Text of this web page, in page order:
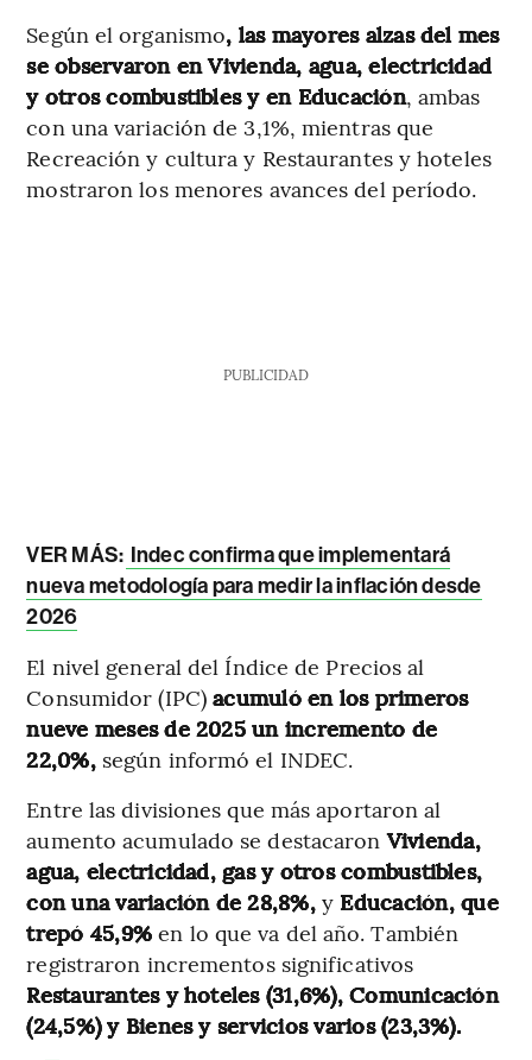
Según el organismo, las mayores alzas del mes
se observaron en Vivienda, agua, electricidad
y otros combustibles y en Educación, ambas
con una variación de 3,1%, mientras que
Recreación y cultura y Restaurantes y hoteles
mostraron los menores avances del período.
PUBLICIDAD
VER MÁS: Indec confirma que implementará
nueva metodología para medir la inflación desde
2026
El nivel general del Índice de Precios al
Consumidor (IPC)acumuló en los primeros
nueve meses de 2025 un incremento de
22,0%,según informó el INDEC.
Entre las divisiones que más aportaron al
aumento acumulado se destacaron Vivienda,
agua, electricidad, gas y otros combustibles,
con una variación de 28,8%,y Educación, que
trepó 45,9%en lo que va del año. También
registraron incrementos significativos
Restaurantes y hoteles (31,6%), Comunicación
(24,5%) y Bienes y servicios varios (23,3%).